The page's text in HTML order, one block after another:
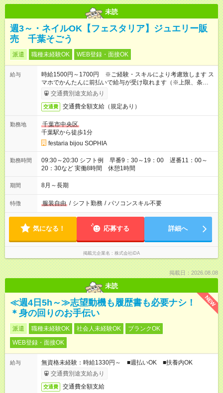
未読
週3～・ネイルOK【フェスタリア】ジュエリー販
売 千葉そごう
派遣 職種未経験OK WEB登録・面接OK
給与
時給1500円～1700円 ※ご経験・スキルにより考慮致します ス
マホでかんたんに前払いで給与が受け取れます（※上限、条件
あり）交通費別途支給あり
交通費 交通費全額支給（規定あり）
勤務地
千葉市中央区
千葉駅から徒歩1分
festaria bijou SOPHIA
勤務時間
09:30～20:30 シフト例 早番9：30～19：00 遅番11：00～
20：30など 実働8時間 休憩1時間
期間 8月～長期
特徴 服装自由 / シフト勤務 / パソコンスキル不要
気になる！ 応募する 詳細へ
掲載元企業名 株式会社iDA
掲載日：2026.08.08
未読
NEW
≪週4日5h～≫志望動機も履歴書も必要ナシ！
＊身の回りのお手伝い
派遣 職種未経験OK 社会人未経験OK
ブランクOK
WEB登録・面接OK
給与
無資格未経験：時給1330円～ ■週払いOK ■扶養内OK
交通費別途支給あり
交通費 交通費全額支給